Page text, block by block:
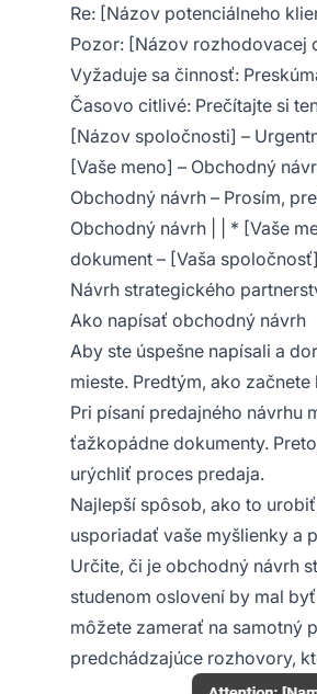
Re: [Názov potenciálneho
Pozor: [Názov rozhodovacej
Vyžaduje sa činnosť:
Časovo citlivé: Prečítajte si
[Názov spoločnosti] –
[Vaše meno] – Obchodný
Obchodný návrh – Prosím,
Obchodný návrh | | * [Vaše
dokument – [Vaša
Návrh strategického
Ako napísať obchodný návrh
Aby ste úspešne napísali a
mieste. Predtým, ako
Pri písaní predajného návrhu
ťažkopádne dokumenty.
urýchliť proces predaja.
Najlepší spôsob, ako to
usporiadať vaše myšlienky a
Určite, či je obchodný návrh
studenom oslovení by mal
môžete zamerať na samotný
predchádzajúce rozhovory,